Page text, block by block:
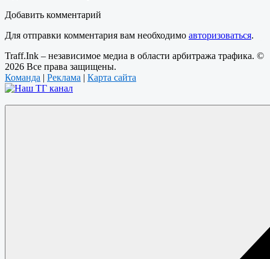
Добавить комментарий
Для отправки комментария вам необходимо авторизоваться.
Traff.Ink – независимое медиа в области арбитража трафика. ©
2026 Все права защищены.
Команда | Реклама | Карта сайта